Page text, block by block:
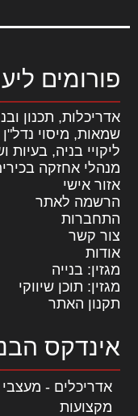
פורומים
אדריכלות, תכנון
שמאות, מיסוי נדל"ן
ליקויי בניה, בעיות
מנהלי אחזקה
אזור אישי
הרשמה לאתר
התחברות
צור קשר
אודות
מגזין: בנייה
מגזין: תוכן שיווקי
תקנון האתר
אינדקס
אדריכלים - מעצבי
מקצועות